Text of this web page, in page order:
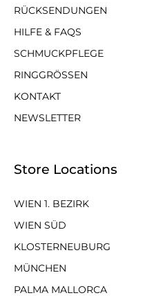
RÜCKSENDUNGEN
HILFE & FAQS
SCHMUCKPFLEGE
RINGGRÖSSEN
KONTAKT
NEWSLETTER
Store Locations
WIEN 1. BEZIRK
WIEN SÜD
KLOSTERNEUBURG
MÜNCHEN
PALMA MALLORCA